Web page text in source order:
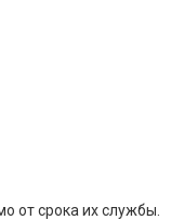
от срока их службы.